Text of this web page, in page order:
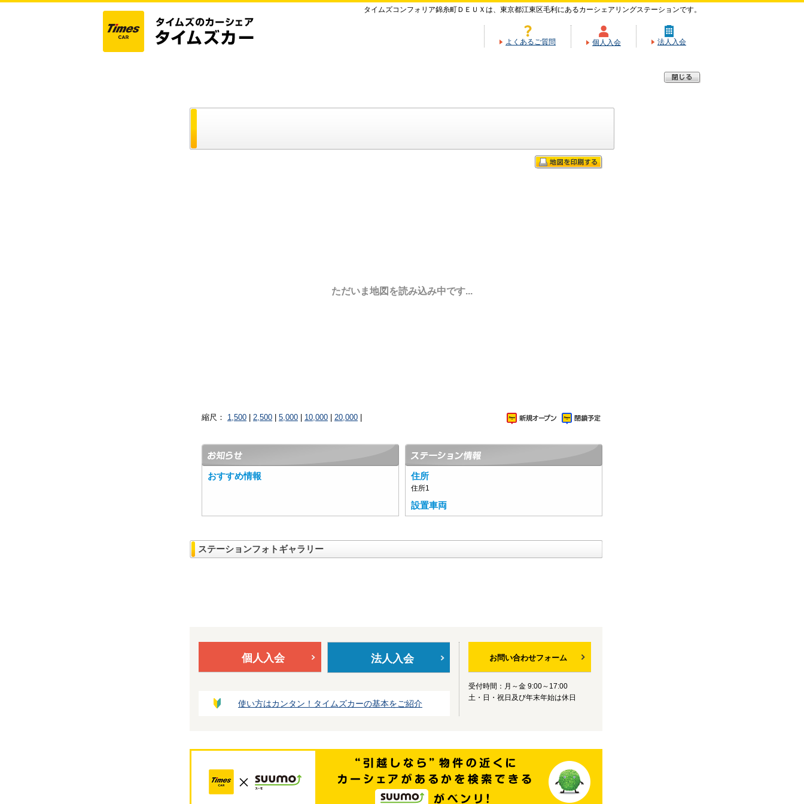
タイムズコンフォリア錦糸町ＤＥＵＸは、東京都江東区毛利にあるカーシェアリングステーションです。
よくあるご質問 個人入会 法人入会
ただいま地図を読み込み中です...
縮尺： 1,500 2,500 5,000 10,000 20,000
おすすめ情報 住所
住所1
設置車両
ステーションフォトギャラリー
個人入会 法人入会
使い方はカンタン！タイムズカーの基本をご紹介
お問い合わせフォーム
受付時間：月～金 9:00～17:00
土・日・祝日及び年末年始は休日